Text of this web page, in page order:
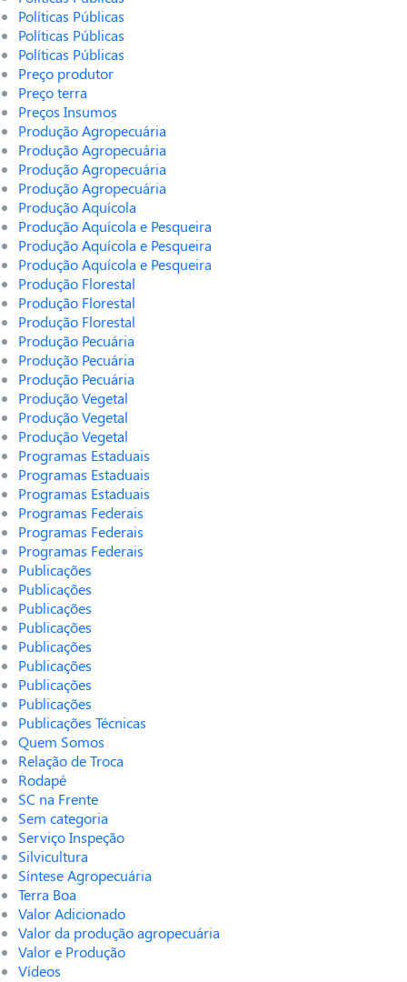
Políticas Públicas
Políticas Públicas
Políticas Públicas
Preço produtor
Preço terra
Preços Insumos
Produção Agropecuária
Produção Agropecuária
Produção Agropecuária
Produção Agropecuária
Produção Aquícola
Produção Aquícola e Pesqueira
Produção Aquícola e Pesqueira
Produção Aquícola e Pesqueira
Produção Florestal
Produção Florestal
Produção Florestal
Produção Pecuária
Produção Pecuária
Produção Pecuária
Produção Vegetal
Produção Vegetal
Produção Vegetal
Programas Estaduais
Programas Estaduais
Programas Estaduais
Programas Federais
Programas Federais
Programas Federais
Publicações
Publicações
Publicações
Publicações
Publicações
Publicações
Publicações
Publicações
Publicações Técnicas
Quem Somos
Relação de Troca
Rodapé
SC na Frente
Sem categoria
Serviço Inspeção
Silvicultura
Síntese Agropecuária
Terra Boa
Valor Adicionado
Valor da produção agropecuária
Valor e Produção
Vídeos